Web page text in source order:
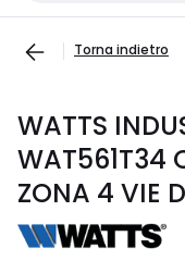
Torna indietro
WATTS
WAT561T34
ZONA 4 VIE